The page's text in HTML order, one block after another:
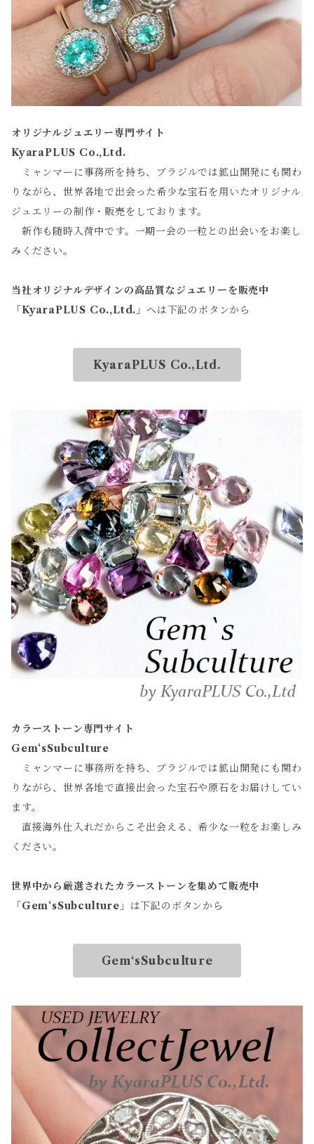
オリジナルジュエリー専門サイト
KyaraPLUS Co.,Ltd.
ミャンマーに事務所を持ち、ブラジルでは鉱山開発にも関わ
りながら、世界各地で出会った希少な宝石を用いたオリジナル
ジュエリーの制作・販売をしております。
新作も随時入荷中です。一期一会の一粒との出会いをお楽し
みください。
当社オリジナルデザインの高品質なジュエリーを販売中
「 KyaraPLUS Co.,Ltd. 」へは下記のボタンから
KyaraPLUS Co.,Ltd.
カラーストーン専門サイト
Gem‘sSubculture
ミャンマーに事務所を持ち、ブラジルでは鉱山開発にも関わ
りながら、世界各地で直接出会った宝石や原石をお届けしてい
ます。
直接海外仕入れだからこそ出会える、希少な一粒をお楽しみ
ください。
世界中から厳選されたカラーストーンを集めて販売中
「 Gem‘sSubculture 」は下記のボタンから
Gem‘sSubculture